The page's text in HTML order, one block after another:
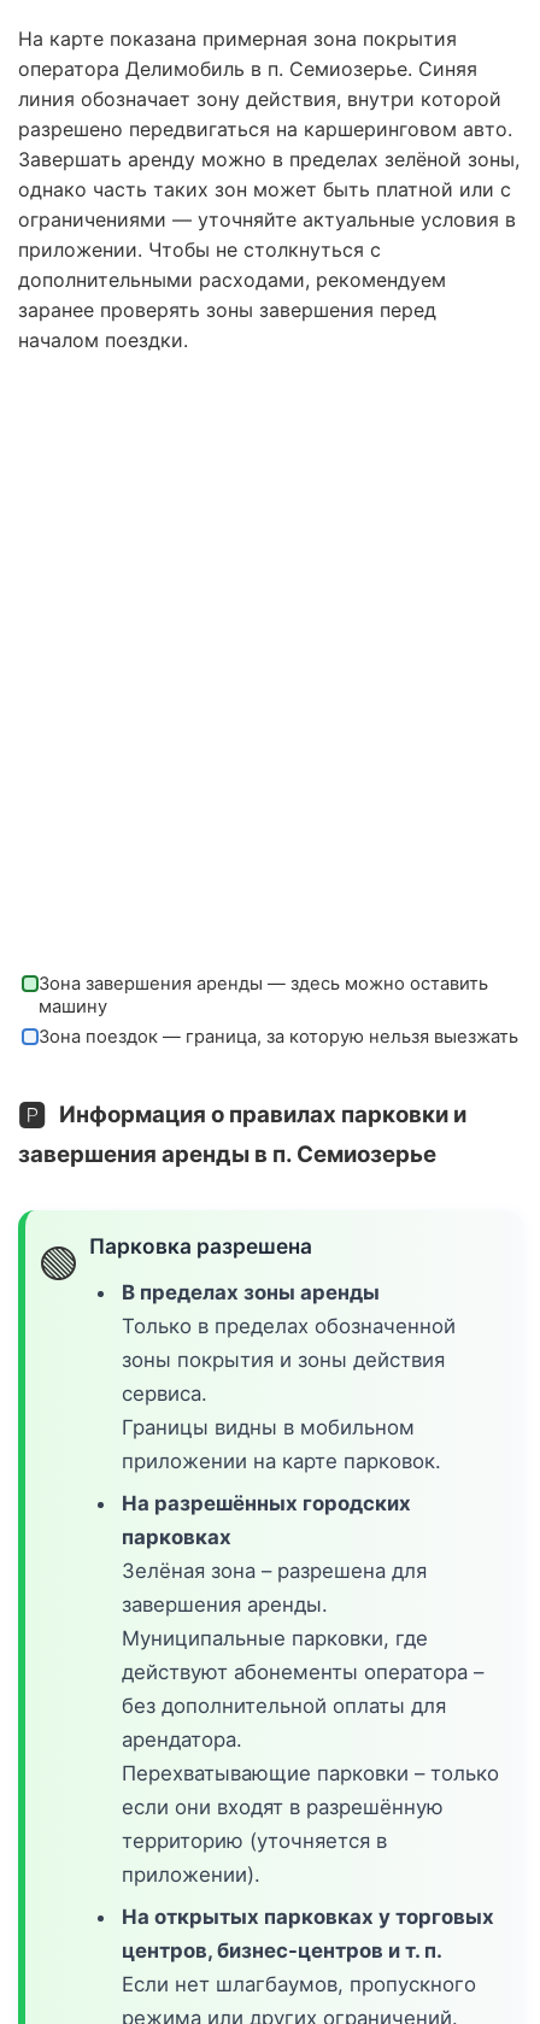
На карте показана примерная зона покрытия
оператора Делимобиль в п. Семиозерье. Синяя
линия обозначает зону действия, внутри которой
разрешено передвигаться на каршеринговом авто.
Завершать аренду можно в пределах зелёной зоны,
однако часть таких зон может быть платной или с
ограничениями — уточняйте актуальные условия в
приложении. Чтобы не столкнуться с
дополнительными расходами, рекомендуем
заранее проверять зоны завершения перед
началом поездки.
Зона завершения аренды — здесь можно оставить
машину
Зона поездок — граница, за которую нельзя выезжать
🅿️ Информация о правилах парковки и
завершения аренды в п. Семиозерье
🟢 Парковка разрешена
В пределах зоны аренды
Только в пределах обозначенной
зоны покрытия и зоны действия
сервиса.
Границы видны в мобильном
приложении на карте парковок.
На разрешённых городских
парковках
Зелёная зона – разрешена для
завершения аренды.
Муниципальные парковки, где
действуют абонементы оператора –
без дополнительной оплаты для
арендатора.
Перехватывающие парковки – только
если они входят в разрешённую
территорию (уточняется в
приложении).
На открытых парковках у торговых
центров, бизнес-центров и т. п.
Если нет шлагбаумов, пропускного
режима или других ограничений.